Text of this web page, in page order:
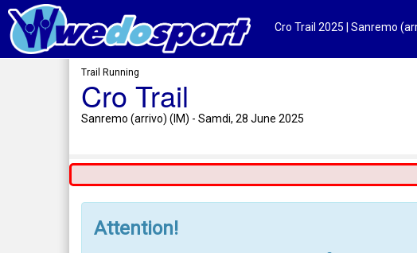
Cro Trail 2025 | Sanremo
Trail Running
Cro Trail
Sanremo (arrivo) (IM) - Samdi, 28 June 2025
Attention!